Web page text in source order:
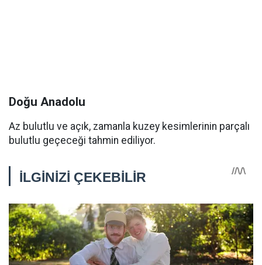
Doğu Anadolu
Az bulutlu ve açık, zamanla kuzey kesimlerinin parçalı
bulutlu geçeceği tahmin ediliyor.